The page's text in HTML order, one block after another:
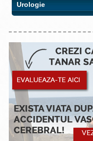
Urologie